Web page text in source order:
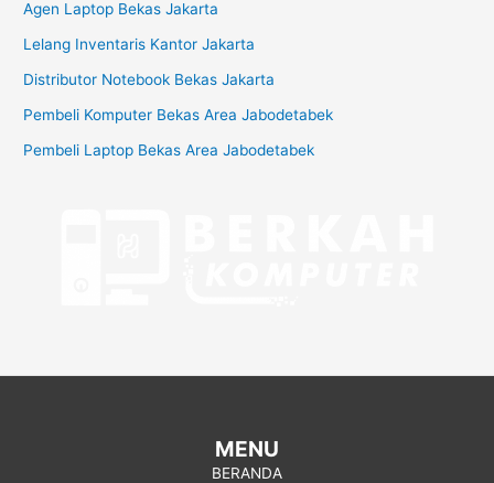
Agen Laptop Bekas Jakarta
Lelang Inventaris Kantor Jakarta
Distributor Notebook Bekas Jakarta
Pembeli Komputer Bekas Area Jabodetabek
Pembeli Laptop Bekas Area Jabodetabek
MENU
BERANDA